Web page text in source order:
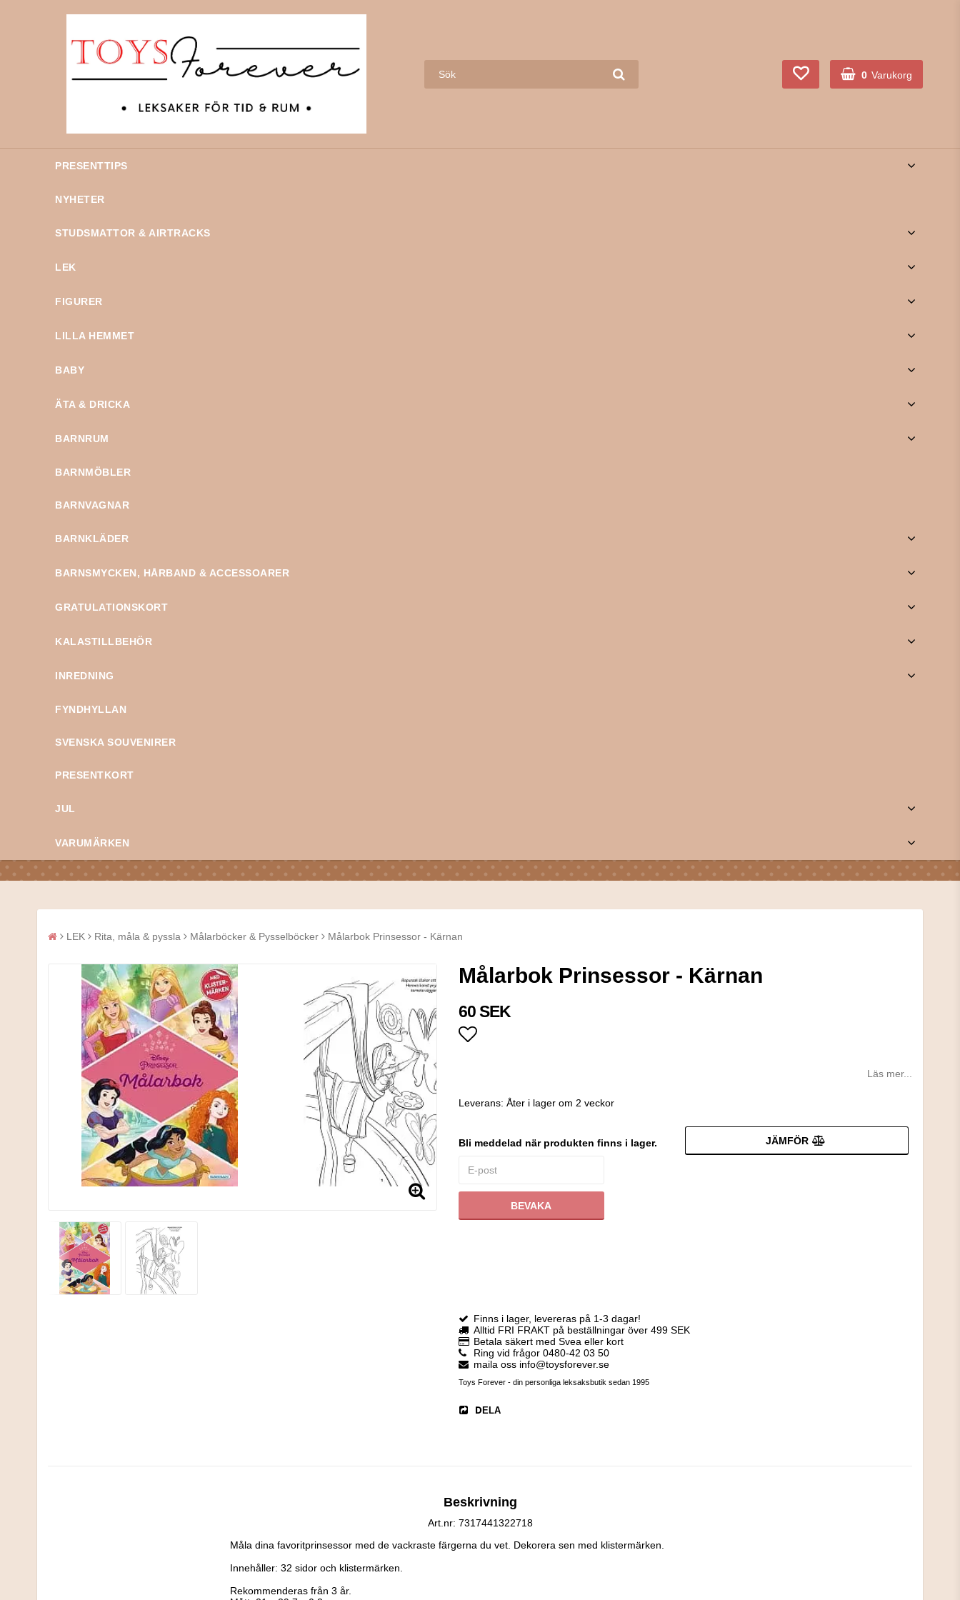
0 Varukorg
PRESENTTIPS
NYHETER
STUDSMATTOR & AIRTRACKS
LEK
FIGURER
LILLA HEMMET
BABY
ÄTA & DRICKA
BARNRUM
BARNMÖBLER
BARNVAGNAR
BARNKLÄDER
BARNSMYCKEN, HÅRBAND & ACCESSOARER
GRATULATIONSKORT
KALASTILLBEHÖR
INREDNING
FYNDHYLLAN
SVENSKA SOUVENIRER
PRESENTKORT
JUL
VARUMÄRKEN
LEK Rita, måla & pyssla Målarböcker & Pysselböcker Målarbok Prinsessor - Kärnan
Målarbok Prinsessor - Kärnan
60 SEK
Läs mer...
Leverans: Åter i lager om 2 veckor
Bli meddelad när produkten finns i lager.
BEVAKA
JÄMFÖR
Finns i lager, levereras på 1-3 dagar!
Alltid FRI FRAKT på beställningar över 499 SEK
Betala säkert med Svea eller kort
Ring vid frågor 0480-42 03 50
maila oss info@toysforever.se
Toys Forever - din personliga leksaksbutik sedan 1995
DELA
Beskrivning
Art.nr: 7317441322718
Måla dina favoritprinsessor med de vackraste färgerna du vet. Dekorera sen med klistermärken.
Innehåller: 32 sidor och klistermärken.
Rekommenderas från 3 år.